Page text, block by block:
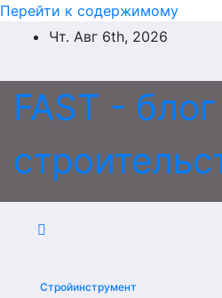
Перейти к содержимому
Чт. Авг 6th, 2026
FAST -
Стройинструмент